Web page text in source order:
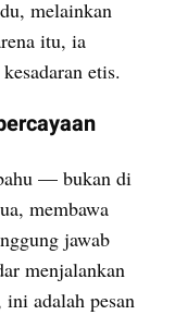
melainkan
itu, ia
etis.
— bukan di
membawa
jawab
menjalankan
ini adalah pesan